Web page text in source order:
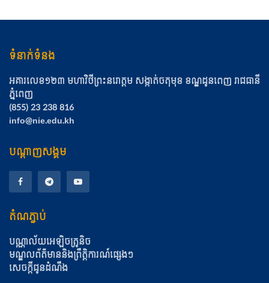
ទំនាក់ទំនង
អគារលេខ១២៣ មហាវិថីព្រះនរោត្ដម សង្កាត់ចតុមុខ​ ខណ្ឌដូនពេញ​ រាជធានី
ភ្នំពេញ
(855) 23 238 816
info@nie.edu.kh
បណ្តាញសង្គម
តំណភ្ជាប់
បណ្ណាល័យអេឡិចត្រូនិច
មណ្ឌលព័ត៌មាននិងព្រឹត្តិការណ៍ផ្សេងៗ
សេចក្តីជូនដំណឹង